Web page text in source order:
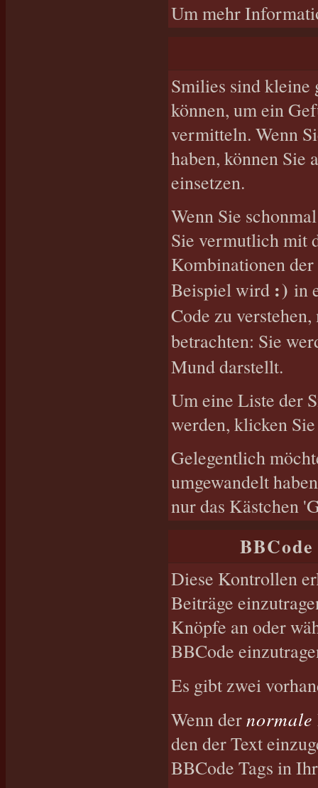
Um mehr
Smilies sind kleine
können, um ein
vermitteln. Wenn
haben, können Sie
einsetzen.
Wenn Sie
Sie vermutlich mit
Kombinationen
Beispiel wird :) in
Code zu
betrachten: Sie
Mund darstellt.
Um eine Liste der
werden, klicken
Gelegentlich
umgewandelt
nur das Kästchen
Diese Kontrollen
Beiträge
Knöpfe an oder
BBCode
Es gibt zwei
Wenn dernormale
den der Text
BBCode Tags in